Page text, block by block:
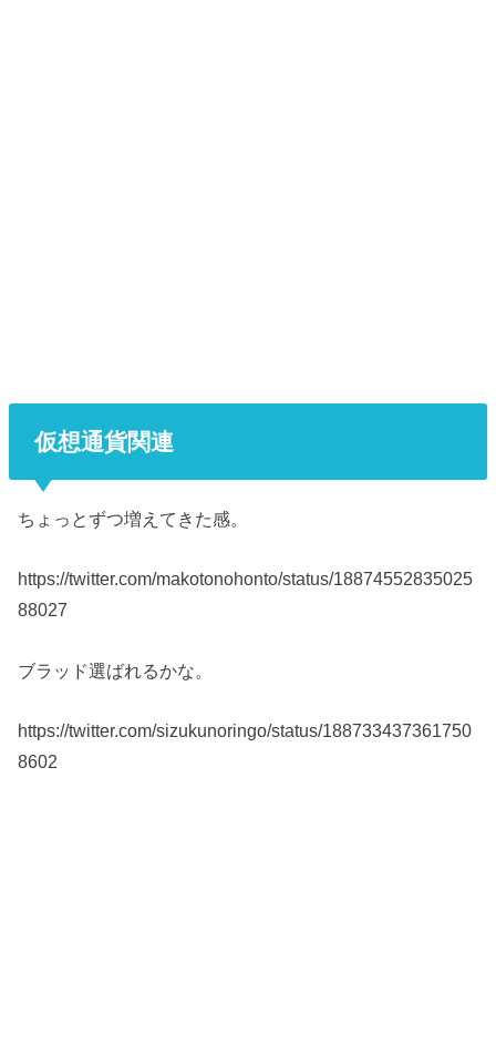
仮想通貨関連
ちょっとずつ増えてきた感。
https://twitter.com/makotonohonto/status/18874552835025
88027
ブラッド選ばれるかな。
https://twitter.com/sizukunoringo/status/188733437361750
8602